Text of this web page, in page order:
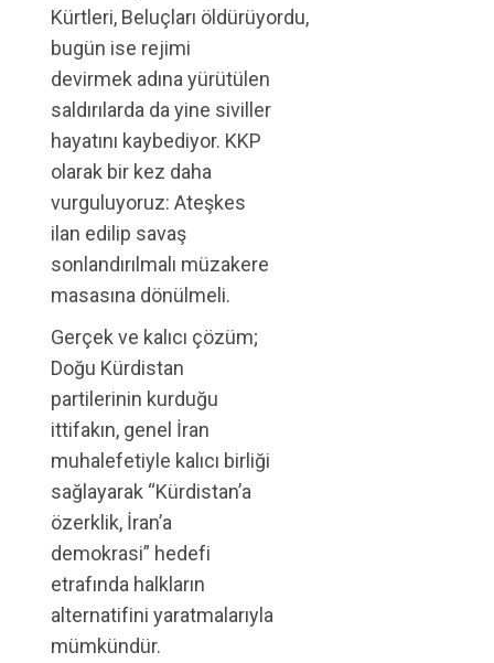
Kürtleri, Beluçları öldürüyordu,
bugün ise rejimi
devirmek adına yürütülen
saldırılarda da yine siviller
hayatını kaybediyor. KKP
olarak bir kez daha
vurguluyoruz: Ateşkes
ilan edilip savaş
sonlandırılmalı müzakere
masasına dönülmeli.
Gerçek ve kalıcı çözüm;
Doğu Kürdistan
partilerinin kurduğu
ittifakın, genel İran
muhalefetiyle kalıcı birliği
sağlayarak “Kürdistan’a
özerklik, İran’a
demokrasi” hedefi
etrafında halkların
alternatifini yaratmalarıyla
mümkündür.